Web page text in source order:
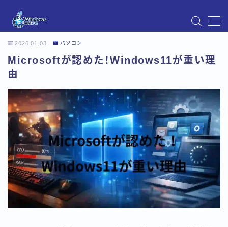
Instagram
Windows Updateの不具合・エラー対処法まとめ
【Windows11対応】
アクセス
お問い合わせ
デモプリセット記事 Part07
トップページ
プライバシーポリシー
プロフィール
メニュー
利用規約／特定商取引法に基づく表記
有料記事の決済完了ページ
運営者情報
2026.01.03 パソコン
Microsoftが認めた！Windows11が重い理
由